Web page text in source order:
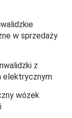
w sprzedaży
z
elektrycznym
wózek